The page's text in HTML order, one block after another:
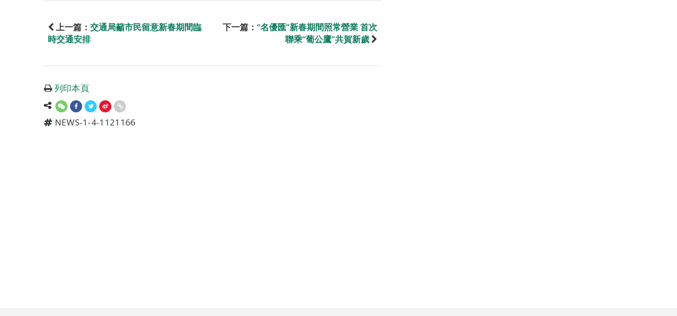
上一篇： 交通局籲市民留意新春期間臨
時交通安排
下一篇： “名優匯”新春期間照常營業 首次
聯乘“葡公鷹”共賀新歲
列印本頁
NEWS-1-4-1121166